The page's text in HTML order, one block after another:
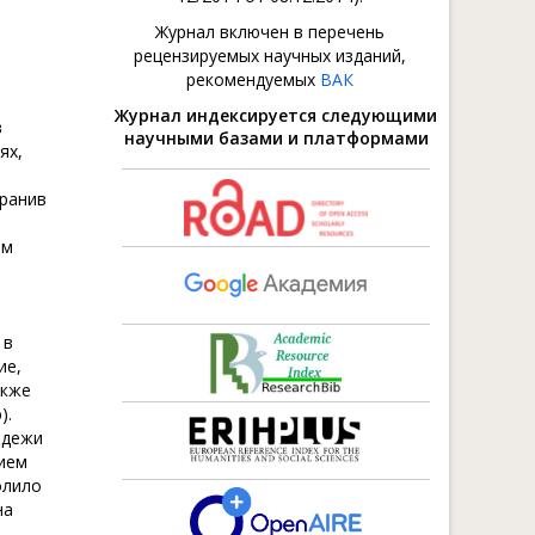
Журнал включен в перечень
рецензируемых научных изданий,
рекомендуемых ВАК
Журнал индексируется следующими
научными базами и платформами